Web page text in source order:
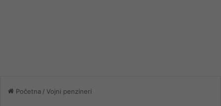
Početna / Vojni penzineri